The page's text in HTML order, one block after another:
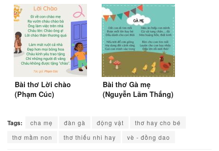
Bài thơ Lời chào
(Phạm Cúc)
Bài thơ Gà mẹ
(Nguyễn Lãm Thắng)
Tags: cha mẹ đàn gà động vật
thơ hay cho bé
thơ mầm non
thơ thiếu nhi hay vè - đồng dao